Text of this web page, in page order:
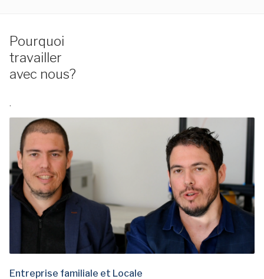
Pourquoi
travailler
avec nous?
.
Entreprise familiale et Locale